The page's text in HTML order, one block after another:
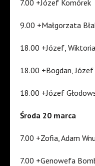
7.00 +Józef Komórek
9.00 +Małgorzata
18.00 +Józef,
18.00 +Bogdan,
18.00 +Józef
Środa 20 marca
7.00 +Zofia, Adam
7.00 +Genowefa